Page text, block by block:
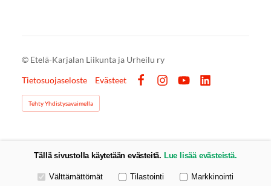
© Etelä-Karjalan Liikunta ja Urheilu ry
Tietosuojaseloste
Evästeet
Tehty Yhdistysavaimella
Tällä sivustolla käytetään evästeitä. Lue lisää evästeistä.
Valitse käytettävät evästeet
Välttämättömät Tilastointi Markkinointi